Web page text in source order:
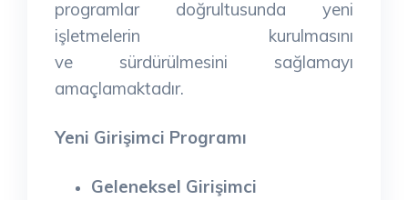
programlar doğrultusunda yeni
işletmelerin kurulmasını
ve sürdürülmesini sağlamayı
amaçlamaktadır.
Yeni Girişimci Programı
Geleneksel Girişimci